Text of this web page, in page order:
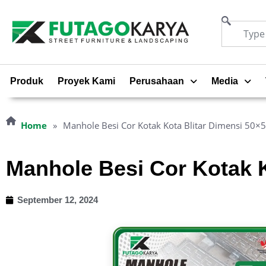
Produk Proyek Kami Perusahaan Media
Home » Manhole Besi Cor Kotak Kota Blitar Dimensi
Manhole Besi Cor Kotak
September 12, 2024